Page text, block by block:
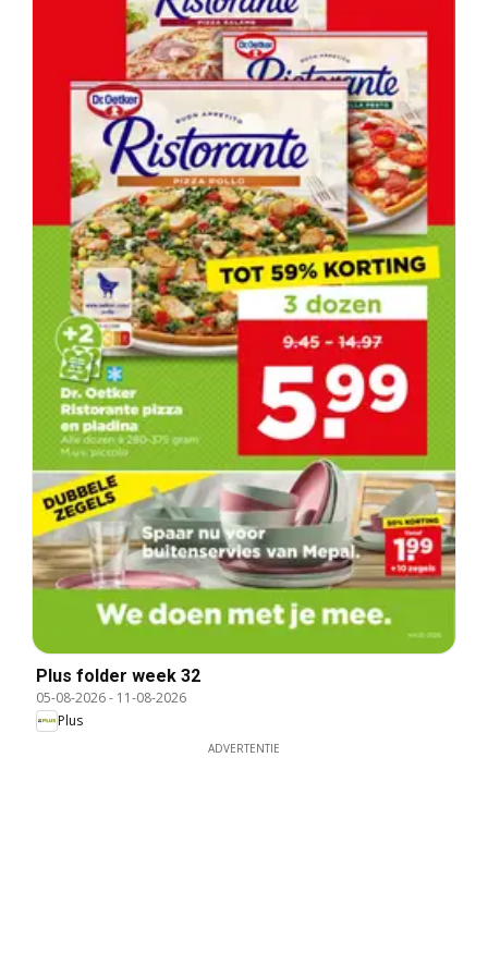
Plus folder week 32
05-08-2026- 11-08-2026
Plus
ADVERTENTIE